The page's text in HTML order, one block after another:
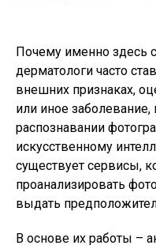
Почему именно здесь
дерматологи часто
внешних признаках,
или иное заболевание,
распознавании
искусственному
существует сервисы,
проанализировать
выдать
В основе их работы –